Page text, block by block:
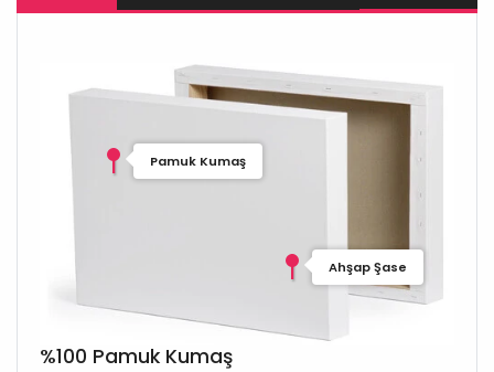
Pamuk Kumaş
Ahşap Şase
%100 Pamuk Kumaş